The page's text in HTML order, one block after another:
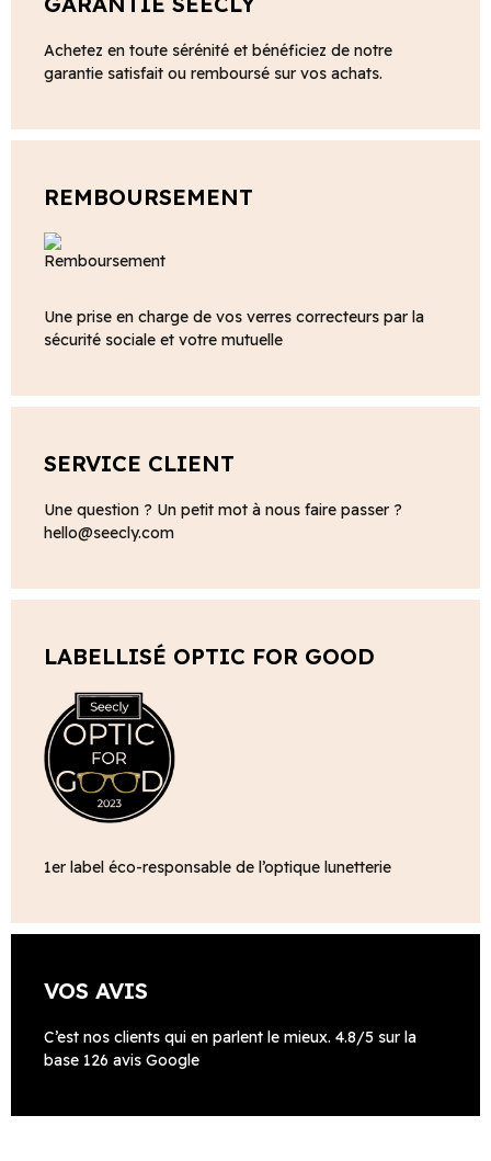
Achetez en toute sérénité et bénéficiez de notre
garantie satisfait ou remboursé sur vos achats.
REMBOURSEMENT
Une prise en charge de vos verres correcteurs par la
sécurité sociale et votre mutuelle
SERVICE CLIENT
Une question ? Un petit mot à nous faire passer ?
hello@seecly.com
LABELLISÉ OPTIC FOR GOOD
1er label éco-responsable de l’optique lunetterie
VOS AVIS
C’est nos clients qui en parlent le mieux. 4.8/5 sur la
base 126 avis Google